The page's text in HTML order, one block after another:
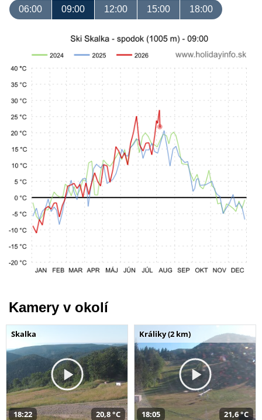
06:00 09:00 12:00 15:00 18:00
Kamery v okolí
Skalka
18:22 20,8 °C
Králiky (2 km)
18:05 21,6 °C